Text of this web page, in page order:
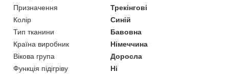
Призначення
Трекінгові
Колір
Синій
Тип тканини
Бавовна
Країна виробник
Німеччина
Вікова група
Доросла
Функція підігріву
Ні